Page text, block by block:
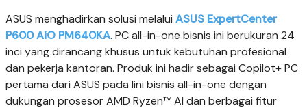
ASUS menghadirkan solusi melalui ASUS ExpertCenter
P600 AiO PM640KA. PC all-in-one bisnis ini berukuran 24
inci yang dirancang khusus untuk kebutuhan profesional
dan pekerja kantoran. Produk ini hadir sebagai Copilot+ PC
pertama dari ASUS pada lini bisnis all-in-one dengan
dukungan prosesor AMD Ryzen™ AI dan berbagai fitur